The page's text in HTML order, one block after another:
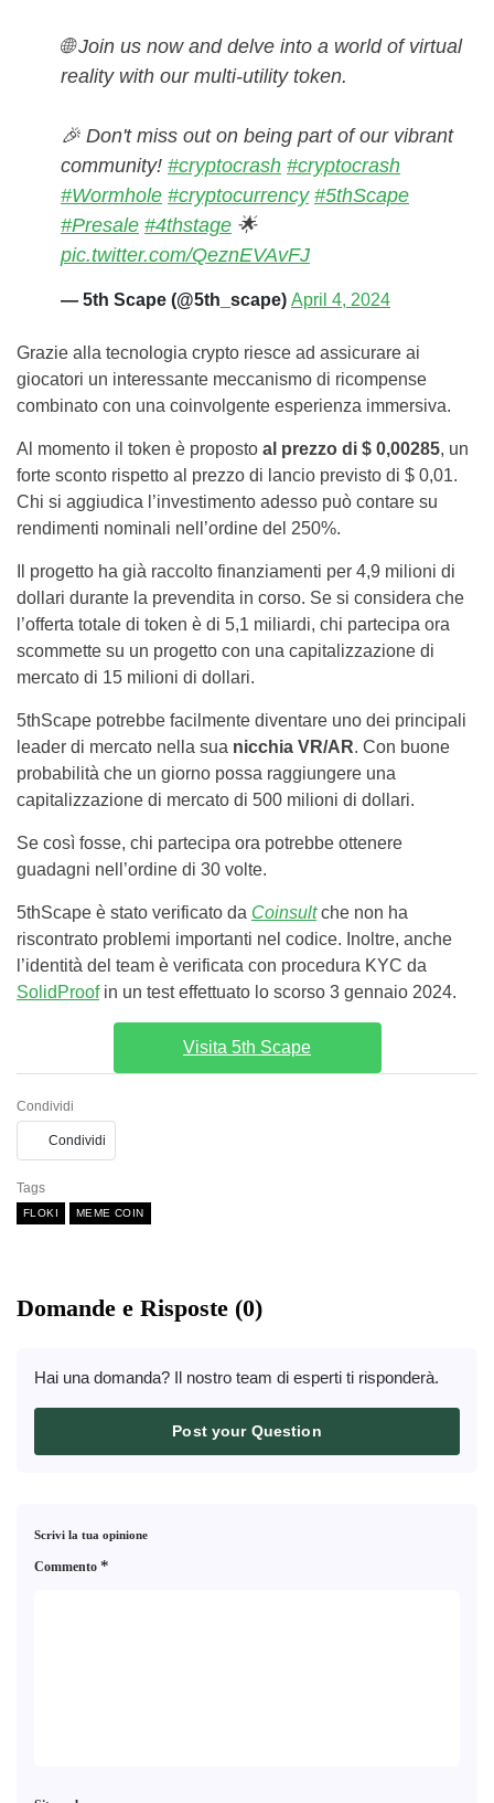
🌐 Join us now and delve into a world of virtual
reality with our multi-utility token.
🎉 Don't miss out on being part of our vibrant
community! #cryptocrash #cryptocrash
#Wormhole #cryptocurrency #5thScape
#Presale #4thstage 🌟
pic.twitter.com/QeznEVAvFJ
— 5th Scape (@5th_scape) April 4, 2024
Grazie alla tecnologia crypto riesce ad assicurare ai
giocatori un interessante meccanismo di ricompense
combinato con una coinvolgente esperienza immersiva.
Al momento il token è proposto al prezzo di $ 0,00285, un
forte sconto rispetto al prezzo di lancio previsto di $ 0,01.
Chi si aggiudica l’investimento adesso può contare su
rendimenti nominali nell’ordine del 250%.
Il progetto ha già raccolto finanziamenti per 4,9 milioni di
dollari durante la prevendita in corso. Se si considera che
l’offerta totale di token è di 5,1 miliardi, chi partecipa ora
scommette su un progetto con una capitalizzazione di
mercato di 15 milioni di dollari.
5thScape potrebbe facilmente diventare uno dei principali
leader di mercato nella sua nicchia VR/AR. Con buone
probabilità che un giorno possa raggiungere una
capitalizzazione di mercato di 500 milioni di dollari.
Se così fosse, chi partecipa ora potrebbe ottenere
guadagni nell’ordine di 30 volte.
5thScape è stato verificato da Coinsultche non ha
riscontrato problemi importanti nel codice. Inoltre, anche
l’identità del team è verificata con procedura KYC da
SolidProofin un test effettuato lo scorso 3 gennaio 2024.
Visita 5th Scape
Condividi
Condividi
Tags
FLOKI MEME COIN
Domande e Risposte (0)
Hai una domanda? Il nostro team di esperti ti risponderà.
Post your Question
Scrivi la tua opinione
Commento *